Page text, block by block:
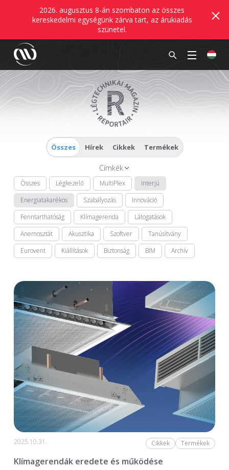
2026. augusztus 8-án szombaton az összes
kereskedelmi egységünk zárva tart, az árukiadás
szünetel.
Összes Hírek Cikkek Termékek
Címkék
Összes Légkezelő MultiPlex
Interjú
Energiatakarékos
Szabályozás
Innováció
Fenntarthatóság
Klímagerenda
Látogatások
Anemosztát
Akusztika Szoftver
Tanúsítvány
Eurovent
Kiállítások Biztonság BIM Archív
2025.10.31. Cikkek Termékek
Klímagerendák eredete és működése